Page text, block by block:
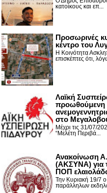
κατοίκους και επ...
Προσωρινές
κέντρο του
Η Κοινότητα
επισκέπτες ότι,
Λαϊκή
προωθούμενη
στο
Μέχρι τις 31/07/
“Μελέτη Περιβά...
Ανακοίνωση
(ΑΚΣΥΝΑ) για
ΠΟΠ
Την Κυριακή 19/7
παράλληλων